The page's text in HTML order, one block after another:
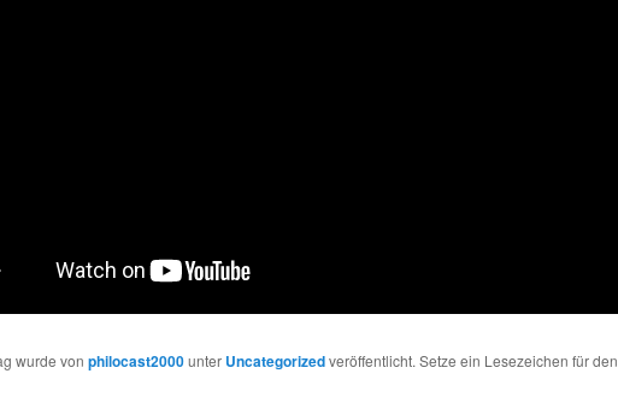
wurde von philocast2000unter Uncategorizedveröffentlicht. Setze ein Lesezeichen für den